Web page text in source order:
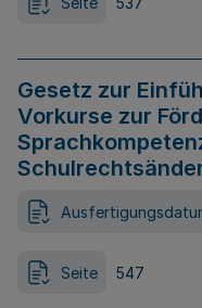
Gesetz zur
Vorkurse zur
Seite 547